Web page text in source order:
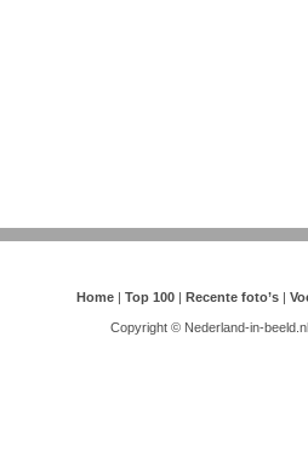
Home | Top 100 | Recente foto’s |
Copyright © Nederland-in-